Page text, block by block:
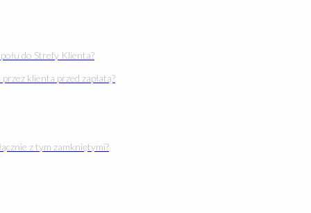
do Strefy Klienta?
klienta przed zapłatą?
z tym zamkniętymi?